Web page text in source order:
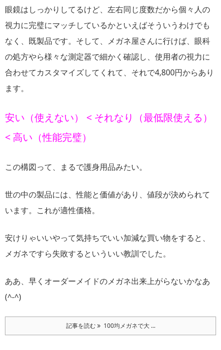
眼鏡はしっかりしてるけど、左右同じ度数だから個々人の
視力に完璧にマッチしているかといえばそういうわけでも
なく、既製品です。そして、メガネ屋さんに行けば、眼科
の処方やら様々な測定器で細かく確認し、使用者の視力に
合わせてカスタマイズしてくれて、それで4,800円からあり
ます。
安い（使えない） < それなり（最低限使える）
< 高い（性能完璧）
この構図って、まるで護身用品みたい。
世の中の製品には、性能と価値があり、値段が決められて
います。これが適性価格。
安けりゃいいやって気持ちでいい加減な買い物をすると、
メガネですら失敗するといういい教訓でした。
ああ、早くオーダーメイドのメガネ出来上がらないかなあ
(^-^)
記事を読む 100均メガネで大 ...